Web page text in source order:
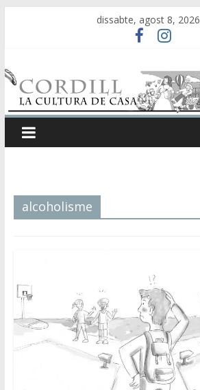
dissabte, agost 8, 2026
alcoholisme